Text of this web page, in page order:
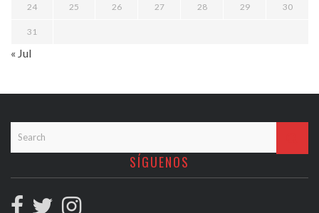
24 25 26 27 28 29 30
31
« Jul
SÍGUENOS